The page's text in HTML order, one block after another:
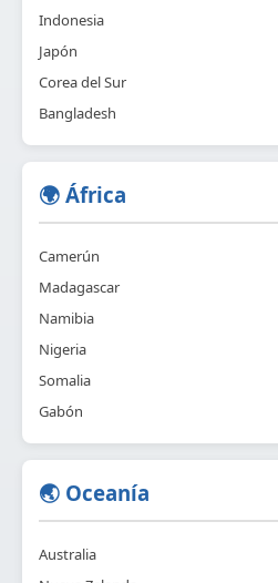
Indonesia
Japón
Corea del Sur
Bangladesh
🌍 África
Camerún
Madagascar
Namibia
Nigeria
Somalia
Gabón
🌏 Oceanía
Australia